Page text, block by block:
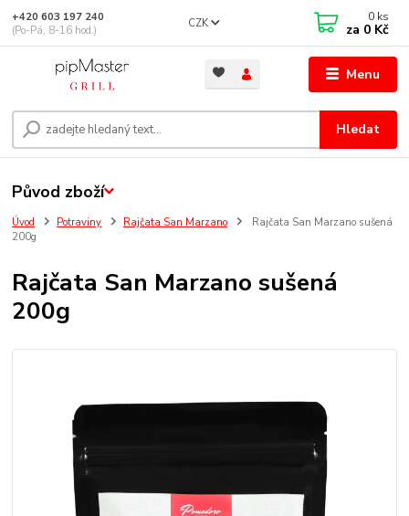
Menu
CZK
Hledat
+420 603 197 240
(Po-Pá, 8-16 hod.)
0 ks
za 0 Kč
Úvod Potraviny Rajčata San Marzano
Rajčata San Marzano sušená
200g
Rajčata San Marzano sušená
200g
Původ zboží